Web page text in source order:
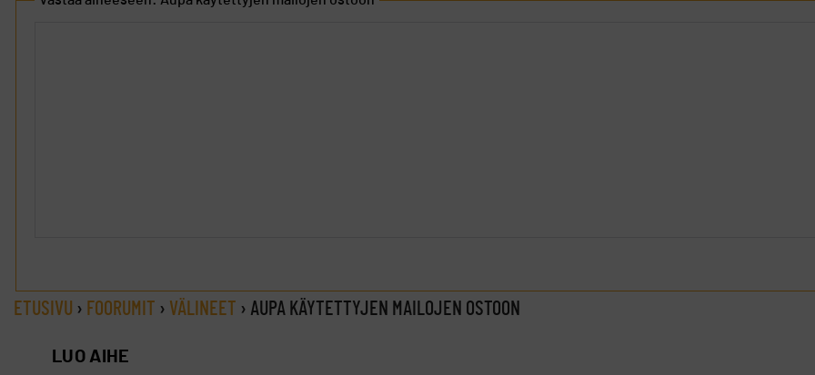
ETUSIVU › FOORUMIT › VÄLINEET › AUPA KÄYTETTYJEN MAILOJEN OSTOON
LUO AIHE